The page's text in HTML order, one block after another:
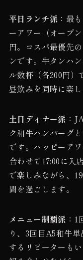
平日ランチ派 ：最
ーアワー（オープ
円。コスパ最優先
ンです。牛タンハ
ル数杯（各200円）
昼飲みを同時に楽し
土日ディナー派 ：
ク和牛ハンバーグ
です。ハッピーア
合わせて17:00に入
で楽しみながら、
間を過ごします。
メニュー制覇派 ：
り、3回目A5和牛
するリピーターも